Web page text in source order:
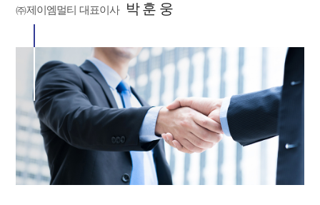
㈜제이엠멀티 대표이사 박 훈 웅